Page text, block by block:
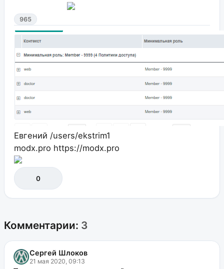
965
Евгений /users/ekstrim1
modx.pro https://modx.pro
0
Комментарии: 3
Сергей Шлоков
21 мая 2020, 09:13